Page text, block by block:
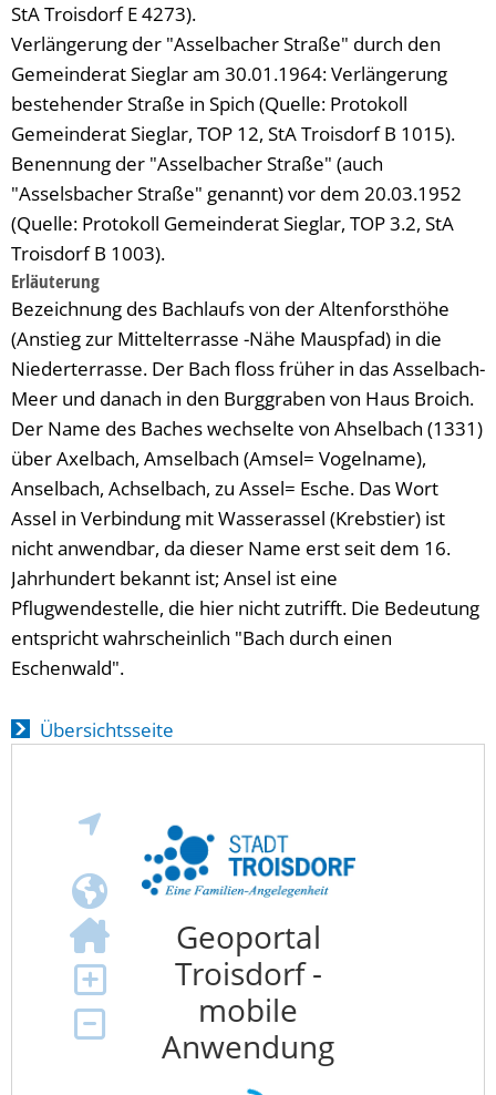
StA Troisdorf E 4273).
Verlängerung der "Asselbacher Straße" durch den
Gemeinderat Sieglar am 30.01.1964: Verlängerung
bestehender Straße in Spich (Quelle: Protokoll
Gemeinderat Sieglar, TOP 12, StA Troisdorf B 1015).
Benennung der "Asselbacher Straße" (auch
"Asselsbacher Straße" genannt) vor dem 20.03.1952
(Quelle: Protokoll Gemeinderat Sieglar, TOP 3.2, StA
Troisdorf B 1003).
Erläuterung
Bezeichnung des Bachlaufs von der Altenforsthöhe
(Anstieg zur Mittelterrasse -Nähe Mauspfad) in die
Niederterrasse. Der Bach floss früher in das Asselbach-
Meer und danach in den Burggraben von Haus Broich.
Der Name des Baches wechselte von Ahselbach (1331)
über Axelbach, Amselbach (Amsel= Vogelname),
Anselbach, Achselbach, zu Assel= Esche. Das Wort
Assel in Verbindung mit Wasserassel (Krebstier) ist
nicht anwendbar, da dieser Name erst seit dem 16.
Jahrhundert bekannt ist; Ansel ist eine
Pflugwendestelle, die hier nicht zutrifft. Die Bedeutung
entspricht wahrscheinlich "Bach durch einen
Eschenwald".
Übersichtsseite